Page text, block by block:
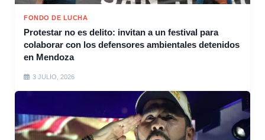
FONDO DE LUCHA
Protestar no es delito: invitan a un festival para
colaborar con los defensores ambientales detenidos
en Mendoza
3 JULIO, 2026